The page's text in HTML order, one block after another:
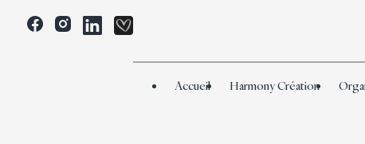
Accueil Harmony Création